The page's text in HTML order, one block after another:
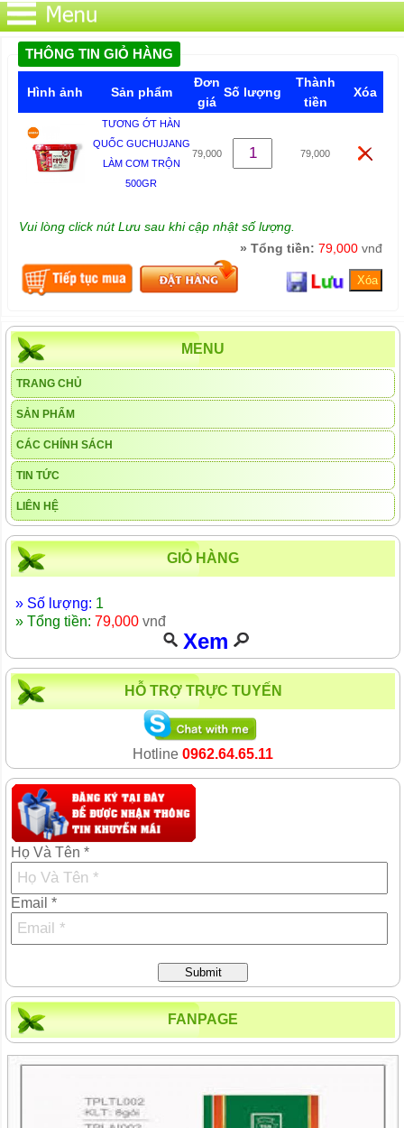
THÔNG TIN GIỎ HÀNG
Hình ảnh Sản phẩm
Đơn
giá
Số lượng
Thành
tiền
Xóa
TƯƠNG ỚT HÀN
QUỐC GUCHUJANG
LÀM CƠM TRỘN
500GR
79,000 79,000
Vui lòng click nút Lưu sau khi cập nhật số lượng.
» Tổng tiền: 79,000vnđ
MENU
TRANG CHỦ
SẢN PHẨM
CÁC CHÍNH SÁCH
TIN TỨC
LIÊN HỆ
GIỎ HÀNG
» Số lượng: 1
» Tổng tiền: 79,000 vnđ
Xem
HỖ TRỢ TRỰC TUYẾN
Hotline 0962.64.65.11
Họ Và Tên *
Email *
Submit
FANPAGE